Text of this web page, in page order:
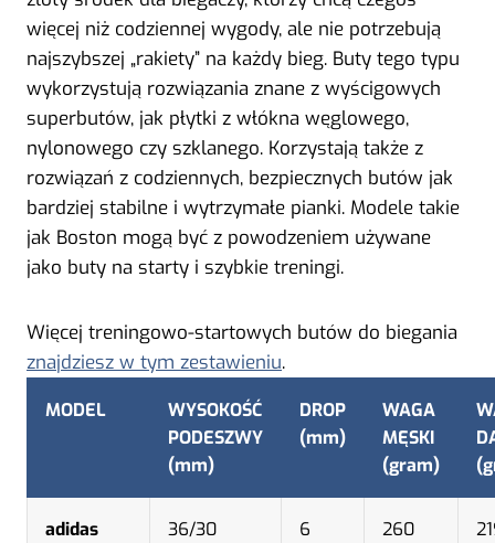
więcej niż codziennej wygody, ale nie potrzebują
najszybszej „rakiety” na każdy bieg. Buty tego typu
wykorzystują rozwiązania znane z wyścigowych
superbutów, jak płytki z włókna węglowego,
nylonowego czy szklanego. Korzystają także z
rozwiązań z codziennych, bezpiecznych butów jak
bardziej stabilne i wytrzymałe pianki. Modele takie
jak Boston mogą być z powodzeniem używane
jako buty na starty i szybkie treningi.
Więcej treningowo-startowych butów do biegania
znajdziesz w tym zestawieniu.
MODEL
WYSOKOŚĆ
PODESZWY
(mm)
DROP
(mm)
WAGA
MĘSKI
(gram)
adidas
36/30 6 260